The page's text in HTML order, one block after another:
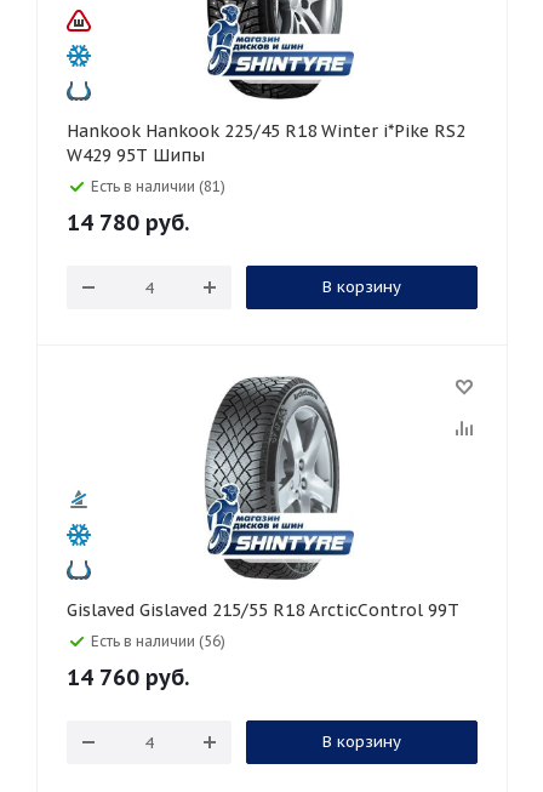
Hankook Hankook 225/45 R18 Winter i*Pike RS2
W429 95T Шипы
Есть в наличии (81)
14 780 руб.
В корзину
Gislaved Gislaved 215/55 R18 ArcticControl 99T
Есть в наличии (56)
14 760 руб.
В корзину